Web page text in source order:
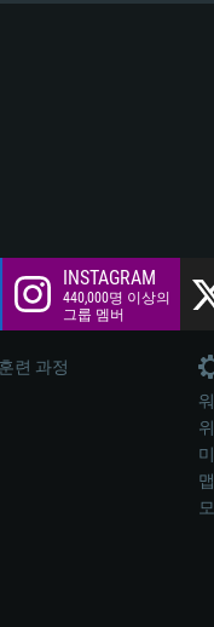
INSTAGRAM
440,000명 이상의
그룹 멤버
훈련 과정
맵